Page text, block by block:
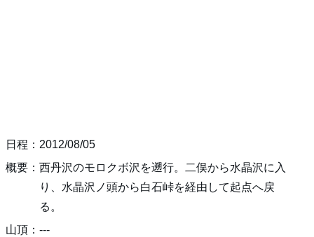
日程：2012/08/05
概要：西丹沢のモロクボ沢を遡行。二俣から水晶沢に入
り、水晶沢ノ頭から白石峠を経由して起点へ戻
る。
山頂：---